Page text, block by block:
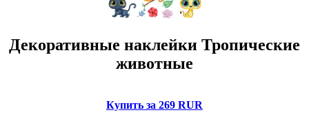
Декоративные наклейки Тропические
животные
Купить за 269 RUR